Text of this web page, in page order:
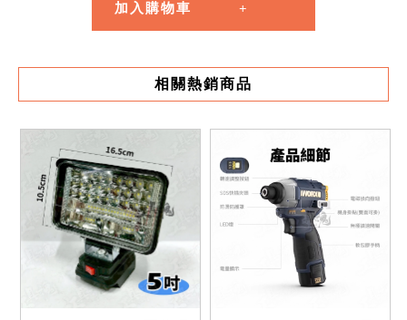
加入購物車
相關熱銷商品